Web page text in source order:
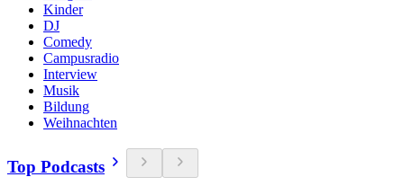
Kinder
DJ
Comedy
Campusradio
Interview
Musik
Bildung
Weihnachten
Top Podcasts